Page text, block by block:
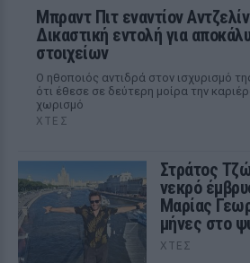
Μπραντ Πιτ εναντίον
Δικαστική εντολή για
στοιχείων
Ο ηθοποιός αντιδρά στον ισχυρισμό
ότι έθεσε σε δεύτερη μοίρα την
χωρισμό
ΧΤΕΣ
Στράτος
νεκρό
Μαρίας
μήνες στο
ΧΤΕΣ